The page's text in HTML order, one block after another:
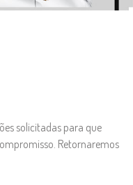
solicitadas para que
Retornaremos